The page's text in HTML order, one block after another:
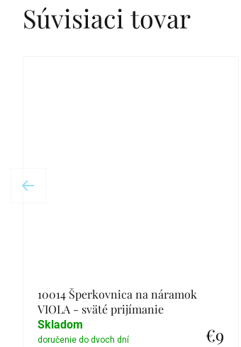
Súvisiaci tovar
10014 Šperkovnica na náramok
VIOLA - sväté prijímanie
€9
Skladom